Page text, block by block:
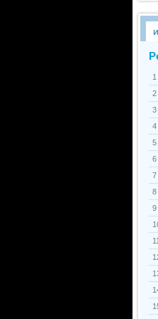
1
2
3
4
5
6
7
8
9
11